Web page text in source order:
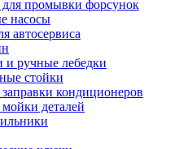
промывки форсунок
насосы
автосервиса
и ручные лебедки
стойки
кондиционеров
деталей